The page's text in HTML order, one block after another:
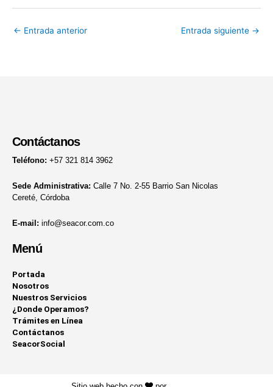
← Entrada anterior Entrada siguiente →
Contáctanos
Teléfono: +57 321 814 3962
Sede Administrativa: Calle 7 No. 2-55 Barrio San Nicolas
Cereté, Córdoba
E-mail: info@seacor.com.co
Menú
Portada
Nosotros
Nuestros Servicios
¿Donde Operamos?
Trámites en Línea
Contáctanos
SeacorSocial